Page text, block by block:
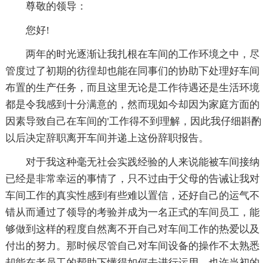
尊敬的领导：
您好!
两年的时光逐渐让我扎根在车间的工作环境之中，尽
管度过了初期的彷徨却也能在同事们的协助下处理好车间
布置的生产任务，而且这里无论是工作待遇还是生活环境
都是令我感到十分满意的，然而现如今却因为家庭方面的
因素导致自己在车间的'工作得不到理解，因此我仔细斟酌
以后决定辞职离开车间并递上这份辞职报告。
对于我这种毫无社会实践经验的人来说能被车间接纳
已经是非常幸运的事情了，只不过由于父母的告诫让我对
车间工作的真实性感到有些难以置信，还好自己的运气不
错从而通过了领导的考验并成为一名正式的车间员工，能
够做到这样的程度自然离不开自己对车间工作的热爱以及
付出的努力。那时候尽管自己对车间设备的操作不太熟悉